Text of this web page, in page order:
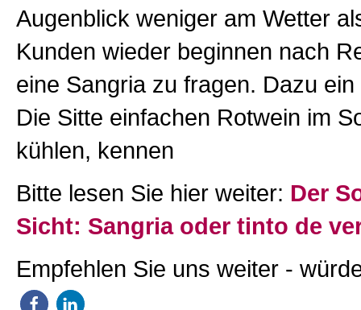
Augenblick weniger am Wetter
Kunden wieder beginnen nach
eine Sangria zu fragen. Dazu
Die Sitte einfachen Rotwein im
kühlen, kennen
Bitte lesen Sie hier weiter: Der
Sicht: Sangria oder tinto de
Empfehlen Sie uns weiter -